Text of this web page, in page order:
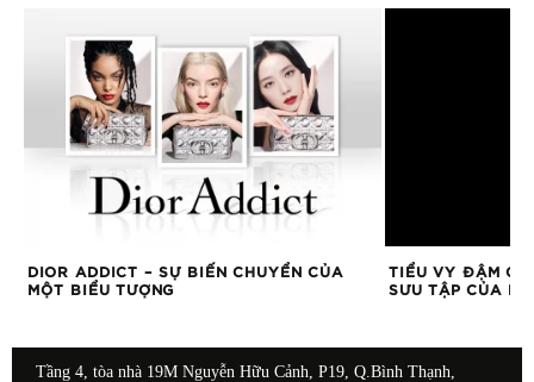
DIOR ADDICT – SỰ BIẾN CHUYỂN CỦA
MỘT BIỂU TƯỢNG
TIỂU VY ĐẬM
SƯU TẬP CỦA LÊ
Tầng 4, tòa nhà 19M Nguyễn Hữu Cảnh, P19, Q.Bình Thạnh,